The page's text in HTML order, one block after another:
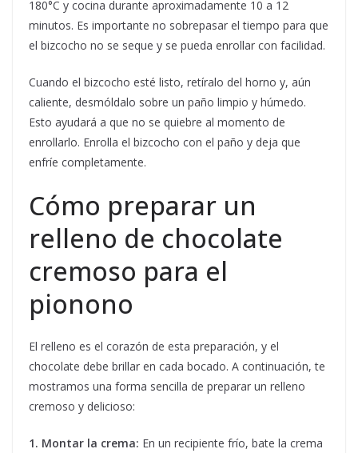
180°C y cocina durante aproximadamente 10 a 12
minutos. Es importante no sobrepasar el tiempo para que
el bizcocho no se seque y se pueda enrollar con facilidad.
Cuando el bizcocho esté listo, retíralo del horno y, aún
caliente, desmóldalo sobre un paño limpio y húmedo.
Esto ayudará a que no se quiebre al momento de
enrollarlo. Enrolla el bizcocho con el paño y deja que
enfríe completamente.
Cómo preparar un
relleno de chocolate
cremoso para el
pionono
El relleno es el corazón de esta preparación, y el
chocolate debe brillar en cada bocado. A continuación, te
mostramos una forma sencilla de preparar un relleno
cremoso y delicioso:
1. Montar la crema: En un recipiente frío, bate la crema